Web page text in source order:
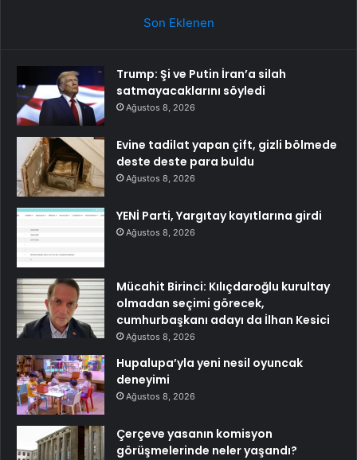
Son Eklenen
Trump: Şi ve Putin İran’a silah
satmayacaklarını söyledi
Ağustos 8, 2026
Evine tadilat yapan çift, gizli bölmede
deste deste para buldu
Ağustos 8, 2026
YENİ Parti, Yargıtay kayıtlarına girdi
Ağustos 8, 2026
Mücahit Birinci: Kılıçdaroğlu kurultay
olmadan seçimi görecek,
cumhurbaşkanı adayı da İlhan Kesici
Ağustos 8, 2026
Hupalupa’yla yeni nesil oyuncak
deneyimi
Ağustos 8, 2026
Çerçeve yasanın komisyon
görüşmelerinde neler yaşandı?